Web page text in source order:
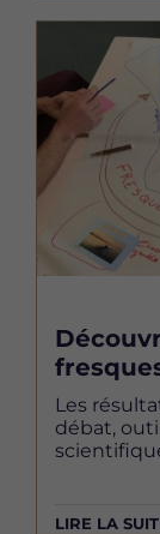
Les
débat,
LIRE LA